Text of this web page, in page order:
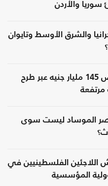
سوريا والأردن
والشرق الأوسط وتايوان
المركزي المصري يقترض 145 مليار جنيه عبر طرح
مرتفعة
الموساد ليست سوى
اللاجئين الفلسطينيين في
المؤسسية